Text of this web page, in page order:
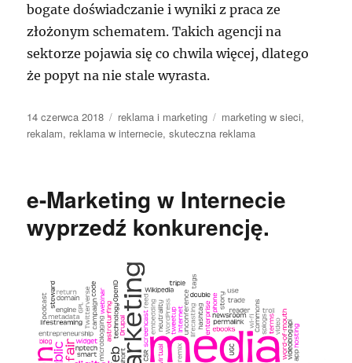
bogate doświadczanie i wyniki z praca ze
złożonym schematem. Takich agencji na
sektorze pojawia się co chwila więcej, dlatego
że popyt na nie stale wyrasta.
Data
publikacji
14 czerwca 2018 Kategorie
reklama i marketing Tagi
marketing w sieci,
rekalam, reklama w internecie,skuteczna reklama
e-Marketing w Internecie
wyprzedź konkurencję.